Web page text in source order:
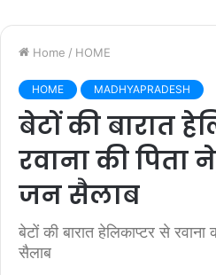
Home / HOME
HOME MADHYAPRADESH
बेटों की बारात
रवाना की पिता
जन सैलाब
बेटों की बारात हेलिकाप्टर से
सैलाब